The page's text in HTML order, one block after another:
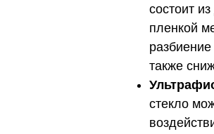
состоит
пленкой
также
стекло